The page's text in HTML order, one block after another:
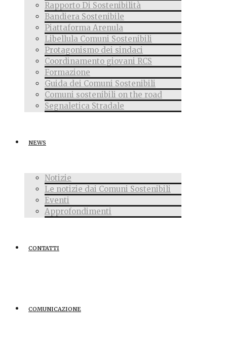
Rapporto Di Sostenibilità
Bandiera Sostenibile
Piattaforma Arenula
Libellula Comuni Sostenibili
Protagonismo dei sindaci
Coordinamento giovani RCS
Formazione
Guida dei Comuni Sostenibili
Comuni sostenibili on the road
Segnaletica Stradale
NEWS
Notizie
Le notizie dai Comuni Sostenibili
Eventi
Approfondimenti
CONTATTI
COMUNICAZIONE